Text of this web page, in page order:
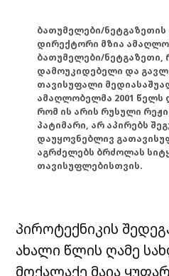
ბათუმელები/
დირექტორი მზია
ბათუმელები/
დამოუკიდებელი და
თავისუფალი
ამაღლობელმა 2001 წელს
რომ ის არის რუსული
პატიმარი, არ აპირებს
დაუყოვნებლივ
აგრძელებს ბრძოლას
თავისუფლებისთვის.
პიროტექნიკის
ახალი წლის ღამე
მოქალაქე მაია